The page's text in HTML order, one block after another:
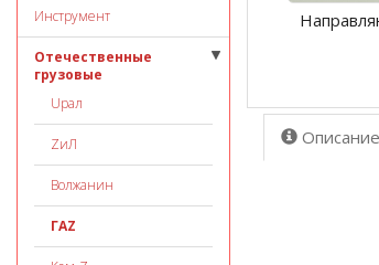
Инструмент
Отечественные
грузовые
Uрал
ZиЛ
Волжанин
ГАZ
Описание